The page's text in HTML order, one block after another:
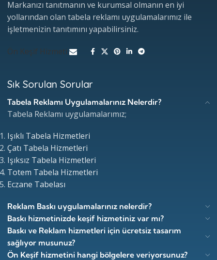
Markanızı tanıtmanın ve kurumsal olmanın en iyi
yollarından olan tabela reklamı uygulamalarımız ile
işletmenizin tanıtımını yapabilirsiniz.
Ön Keşif Hizmeti
Sık Sorulan Sorular
Tabela Reklamı Uygulamalarınız Nelerdir?
Tabela Reklamı uygulamalarımız;
Işıklı Tabela Hizmetleri
Çatı Tabela Hizmetleri
Işıksız Tabela Hizmetleri
Totem Tabela Hizmetleri
Eczane Tabelası
Reklam Baskı uygulamalarınız nelerdir?
Baskı hizmetinizde keşif hizmetiniz var mı?
Baskı ve Reklam hizmetleri için ücretsiz tasarım
sağlıyor musunuz?
Ön Keşif hizmetini hangi bölgelere veriyorsunuz?